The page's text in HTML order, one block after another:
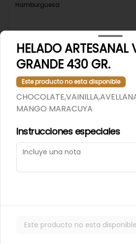
Hamburguesa
$8.900
Platos naturales
Apetitoso
tomate, palta, espárragos, mayo.
Carnivoro
tomate, palta, aceitunas, mayo.
HELADO ARTESANAL
GRANDE 430 GR.
Este producto no esta disponible
MANGO MARACUYA
Instrucciones especiales
Este producto no esta disponible